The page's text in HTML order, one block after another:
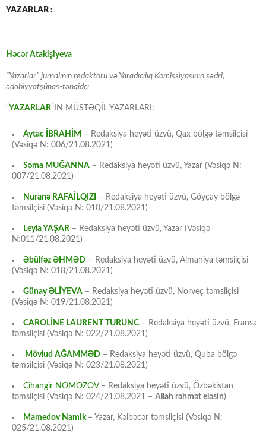
YAZARLAR :
Həcər Atakişiyeva
“Yazarlar” jurnalının redaktoru və Yaradıcılıq Komissiyasının sədri,
ədəbiyyatşünas-tənqidçı
“YAZARLAR“IN MÜSTƏQİL YAZARLARI:
Aytac İBRAHİM – Redaksiya heyəti üzvü, Qax bölgə təmsilçisi
(Vəsiqə N: 006/21.08.2021)
Səma MUĞANNA – Redaksiya heyəti üzvü, Yazar (Vəsiqə N:
007/21.08.2021)
Nuranə RAFAİLQIZI
– Redaksiya heyəti üzvü, Göyçay bölgə
təmsilçisi (Vəsiqə N: 010/21.08.2021)
Leyla YAŞAR – Redaksiya heyəti üzvü, Yazar (Vəsiqə
N:011/21.08.2021)
Əbülfəz ƏHMƏD – Redaksiya heyəti üzvü, Almaniya təmsilçisi
(Vəsiqə N: 018/21.08.2021)
Günay ƏLİYEVA – Redaksiya heyəti üzvü, Norveç təmsilçisi
(Vəsiqə N: 019/21.08.2021)
CAROLİNE LAURENT TURUNC – Redaksiya heyəti üzvü, Fransa
təmsilçisi (Vəsiqə N: 022/21.08.2021)
Mövlud AĞAMMƏD – Redaksiya heyəti üzvü, Quba bölgə
təmsilçisi (Vəsiqə N: 023/21.08.2021)
Cihangir NOMOZOV– Redaksiya heyəti üzvü, Özbəkistan
təmsilçisi (Vəsiqə N: 024/21.08.2021 – Allah rəhmət eləsin)
Mamedov Namik– Yazar, Kəlbəcər təmsilçisi (Vəsiqə N:
025/21.08.2021)